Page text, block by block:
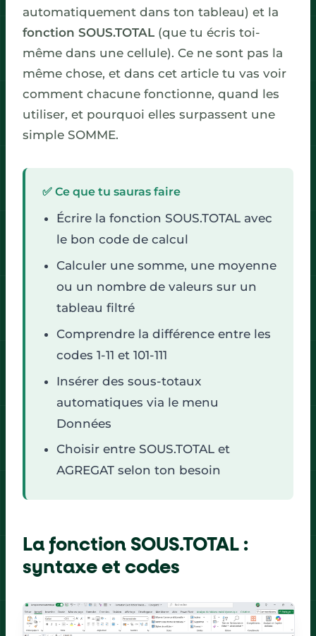
automatiquement dans ton tableau) et la
fonction SOUS.TOTAL (que tu écris toi-
même dans une cellule). Ce ne sont pas la
même chose, et dans cet article tu vas voir
comment chacune fonctionne, quand les
utiliser, et pourquoi elles surpassent une
simple SOMME.
✅ Ce que tu sauras faire
Écrire la fonction SOUS.TOTAL avec
le bon code de calcul
Calculer une somme, une moyenne
ou un nombre de valeurs sur un
tableau filtré
Comprendre la différence entre les
codes 1-11 et 101-111
Insérer des sous-totaux
automatiques via le menu
Données
Choisir entre SOUS.TOTAL et
AGREGAT selon ton besoin
La fonction SOUS.TOTAL :
syntaxe et codes